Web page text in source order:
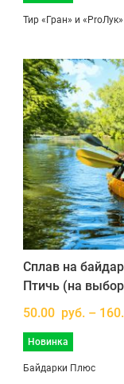
Тир «Гран» и «ProЛук»
Сплав на
Птичь (на
50.00 руб. –
Новинка
Байдарки Плюс